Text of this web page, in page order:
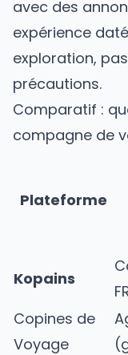
avec des
expérience
exploration,
précautions.
Comparatif :
compagne de
Plateforme
Kopains
Copines de
Voyage